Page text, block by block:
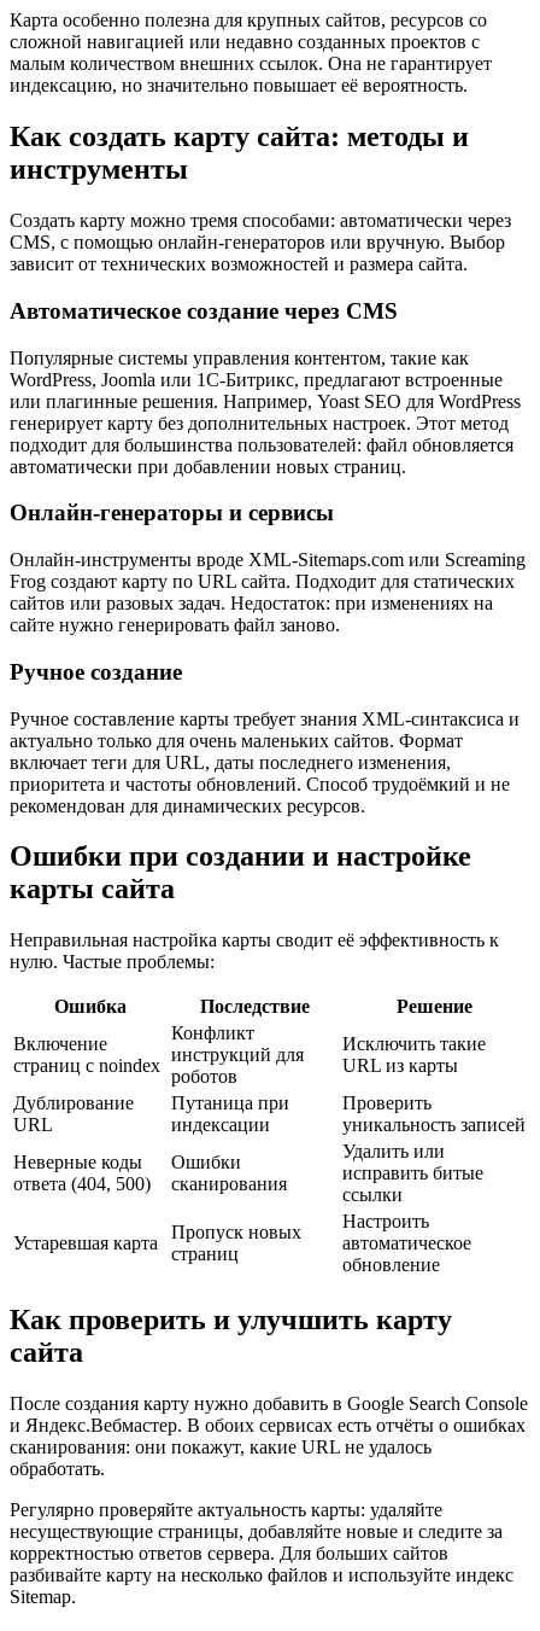
Карта особенно полезна для крупных сайтов, ресурсов со
сложной навигацией или недавно созданных проектов с
малым количеством внешних ссылок. Она не гарантирует
индексацию, но значительно повышает её вероятность.
Как создать карту сайта: методы и
инструменты
Создать карту можно тремя способами: автоматически через
CMS, с помощью онлайн-генераторов или вручную. Выбор
зависит от технических возможностей и размера сайта.
Автоматическое создание через CMS
Популярные системы управления контентом, такие как
WordPress, Joomla или 1С-Битрикс, предлагают встроенные
или плагинные решения. Например, Yoast SEO для WordPress
генерирует карту без дополнительных настроек. Этот метод
подходит для большинства пользователей: файл обновляется
автоматически при добавлении новых страниц.
Онлайн-генераторы и сервисы
Онлайн-инструменты вроде XML-Sitemaps.com или Screaming
Frog создают карту по URL сайта. Подходит для статических
сайтов или разовых задач. Недостаток: при изменениях на
сайте нужно генерировать файл заново.
Ручное создание
Ручное составление карты требует знания XML-синтаксиса и
актуально только для очень маленьких сайтов. Формат
включает теги для URL, даты последнего изменения,
приоритета и частоты обновлений. Способ трудоёмкий и не
рекомендован для динамических ресурсов.
Ошибки при создании и настройке
карты сайта
Неправильная настройка карты сводит её эффективность к
нулю. Частые проблемы:
Ошибка Последствие
Решение
Включение
страниц с noindex
Конфликт
инструкций для
роботов
Исключить такие
URL из карты
Дублирование
URL
Путаница при
индексации
Проверить
уникальность записей
Неверные коды
ответа (404, 500)
Ошибки
сканирования
Удалить или
исправить битые
ссылки
Устаревшая карта
Пропуск новых
страниц
Настроить
автоматическое
обновление
Как проверить и улучшить карту
сайта
После создания карту нужно добавить в Google Search Console
и Яндекс.Вебмастер. В обоих сервисах есть отчёты о ошибках
сканирования: они покажут, какие URL не удалось
обработать.
Регулярно проверяйте актуальность карты: удаляйте
несуществующие страницы, добавляйте новые и следите за
корректностью ответов сервера. Для больших сайтов
разбивайте карту на несколько файлов и используйте индекс
Sitemap.